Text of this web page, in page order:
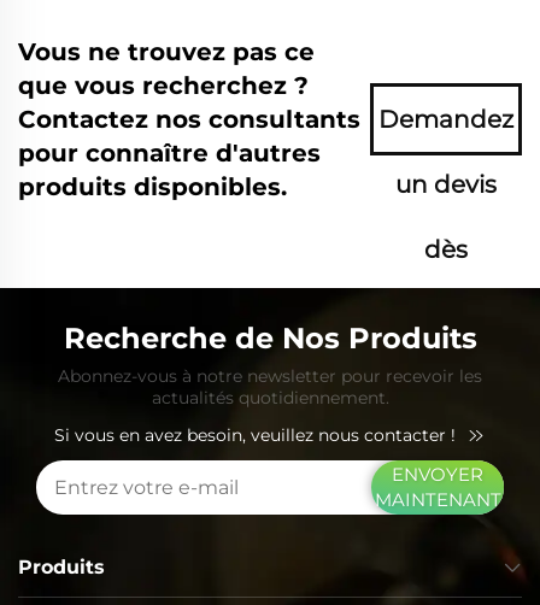
Vous ne trouvez pas ce
que vous recherchez ?
Contactez nos consultants
pour connaître d'autres
produits disponibles.
Demandez
un devis
dès
Recherche de Nos Produits
Abonnez-vous à notre newsletter pour recevoir les
actualités quotidiennement.
Si vous en avez besoin, veuillez nous contacter !
ENVOYER
MAINTENANT
Produits